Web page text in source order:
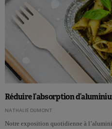
Réduire l’absorption
NATHALIE DUMONT
Notre exposition quotidienne à